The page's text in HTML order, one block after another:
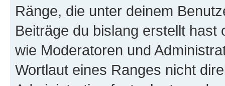
Ränge, die unter deinem
Beiträge du bislang erstellt
wie Moderatoren und
Wortlaut eines Ranges nicht